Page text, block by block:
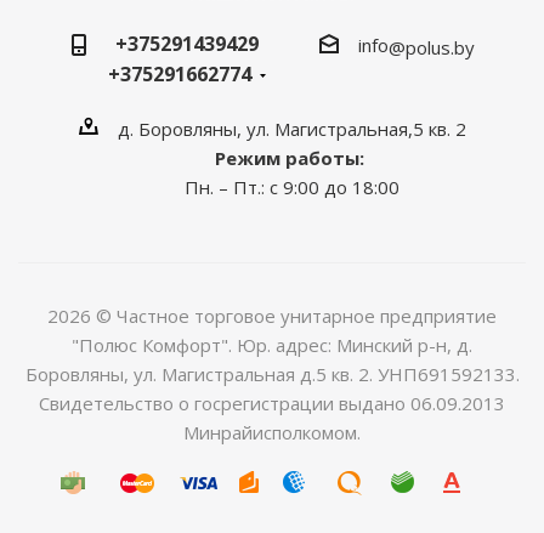
+375291439429
+375291662774
info@polus.by
д. Боровляны, ул. Магистральная,5 кв. 2
Режим работы:
Пн. – Пт.: с 9:00 до 18:00
2026 © Частное торговое унитарное предприятие
"Полюс Комфорт". Юр. адрес: Минский р-н, д.
Боровляны, ул. Магистральная д.5 кв. 2. УНП691592133.
Свидетельство о госрегистрации выдано 06.09.2013
Минрайисполкомом.